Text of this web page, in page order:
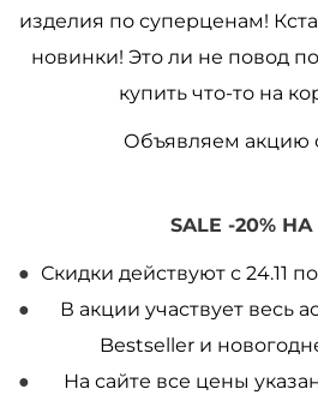
изделия по суперценам!
новинки! Это ли не повод
купить что-то на
Объявляем акцию
SALE -20%
Скидки действуют с 24.11
В акции участвует весь
Bestseller и
На сайте все цены